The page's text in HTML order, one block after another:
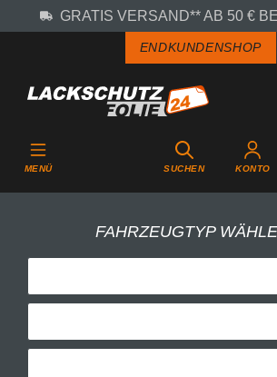
Zum Hauptinhalt springen
GRATIS VERSAND** AB 50 €
ENDKUNDENSHOP
MENÜ SUCHEN KONTO
FAHRZEUGTYP